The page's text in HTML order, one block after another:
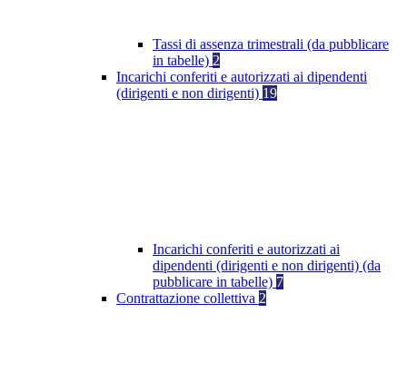
Tassi di assenza trimestrali (da pubblicare
in tabelle) 2
Incarichi conferiti e autorizzati ai dipendenti
(dirigenti e non dirigenti) 19
Incarichi conferiti e autorizzati ai
dipendenti (dirigenti e non dirigenti) (da
pubblicare in tabelle) 7
Contrattazione collettiva 2